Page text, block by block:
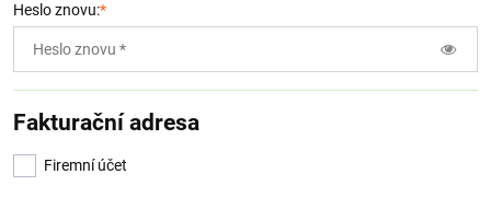
Heslo znovu:*
Fakturační adresa
Firemní účet